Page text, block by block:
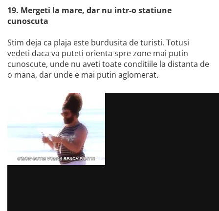
19. Mergeti la mare, dar nu intr-o statiune
cunoscuta
Stim deja ca plaja este burdusita de turisti. Totusi
vedeti daca va puteti orienta spre zone mai putin
cunoscute, unde nu aveti toate conditiile la distanta de
o mana, dar unde e mai putin aglomerat.